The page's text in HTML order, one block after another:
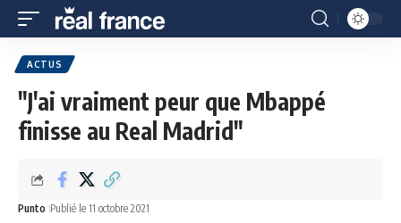
ACTUS
"J'ai vraiment peur que Mbappé
finisse au Real Madrid"
Punto Publié le 11 octobre 2021